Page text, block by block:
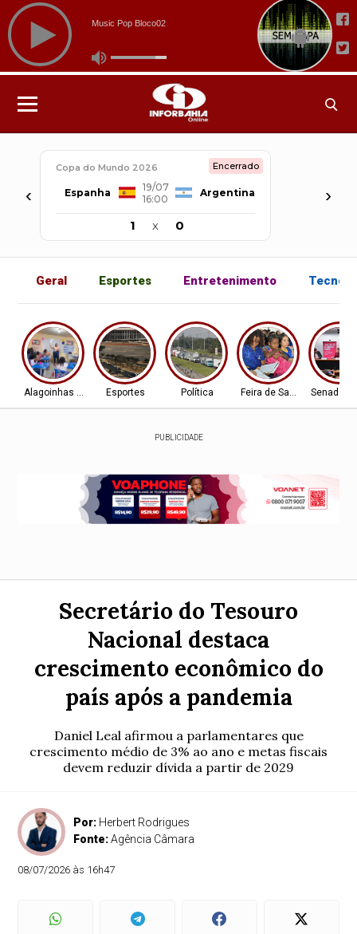
‹
Copa do Mundo 2026 Encerrado
Espanha
19/07
16:00
Argentina
1 x 0
›
Geral Esportes Entretenimento
Alagoinhas - BA Esportes Política Feira de Santana-BA
Senado
PUBLICIDADE
Secretário do Tesouro
Nacional destaca
crescimento econômico do
país após a pandemia
Daniel Leal afirmou a parlamentares que
crescimento médio de 3% ao ano e metas fiscais
devem reduzir dívida a partir de 2029
Por: Herbert Rodrigues
Fonte:Agência Câmara
08/07/2026 às 16h47